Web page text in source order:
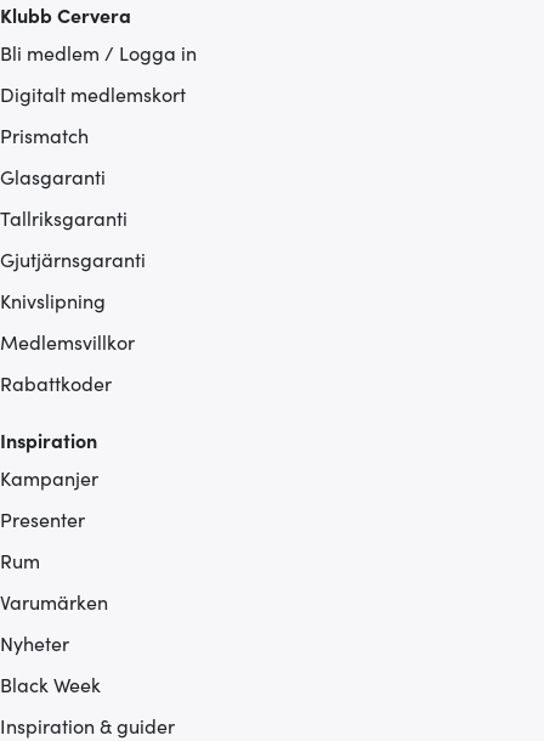
Klubb Cervera
Bli medlem / Logga in
Digitalt medlemskort
Prismatch
Glasgaranti
Tallriksgaranti
Gjutjärnsgaranti
Knivslipning
Medlemsvillkor
Rabattkoder
Inspiration
Kampanjer
Presenter
Rum
Varumärken
Nyheter
Black Week
Inspiration & guider